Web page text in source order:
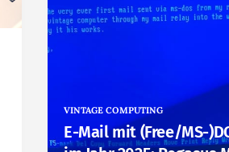
VINTAGE COMPUTING
E-Mail mit (Free/MS-